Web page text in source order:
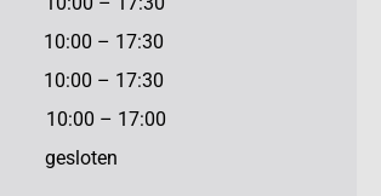
10:00 – 17:30
– 17:30
– 17:00